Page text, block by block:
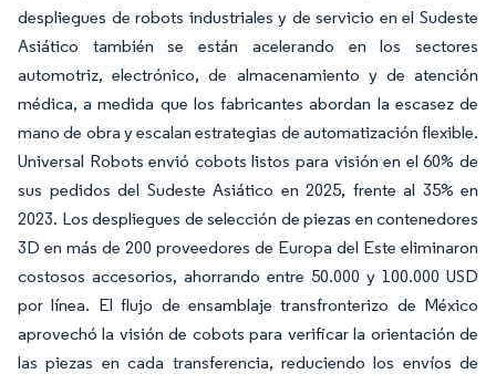
despliegues de robots industriales y de servicio en el Sudeste
Asiático también se están acelerando en los sectores
automotriz, electrónico, de almacenamiento y de atención
médica, a medida que los fabricantes abordan la escasez de
mano de obra y escalan estrategias de automatización flexible.
Universal Robots envió cobots listos para visión en el 60% de
sus pedidos del Sudeste Asiático en 2025, frente al 35% en
2023. Los despliegues de selección de piezas en contenedores
3D en más de 200 proveedores de Europa del Este eliminaron
costosos accesorios, ahorrando entre 50.000 y 100.000 USD
por línea. El flujo de ensamblaje transfronterizo de México
aprovechó la visión de cobots para verificar la orientación de
las piezas en cada transferencia, reduciendo los envíos de